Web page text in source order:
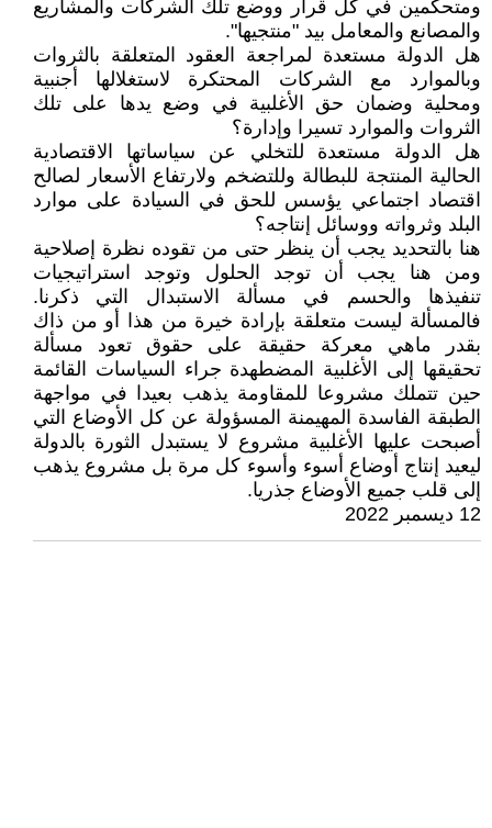
ومتحكمين في كل قرار ووضع تلك الشركات والمشاريع
والمصانع والمعامل بيد "منتجيها".
هل الدولة مستعدة لمراجعة العقود المتعلقة بالثروات
وبالموارد مع الشركات المحتكرة لاستغلالها أجنبية
ومحلية وضمان حق الأغلبية في وضع يدها على تلك
الثروات والموارد تسيرا وإدارة؟
هل الدولة مستعدة للتخلي عن سياساتها الاقتصادية
الحالية المنتجة للبطالة وللتضخم ولارتفاع الأسعار لصالح
اقتصاد اجتماعي يؤسس للحق في السيادة على موارد
البلد وثرواته ووسائل إنتاجه؟
هنا بالتحديد يجب أن ينظر حتى من تقوده نظرة إصلاحية
ومن هنا يجب أن توجد الحلول وتوجد استراتيجيات
تنفيذها والحسم في مسألة الاستبدال التي ذكرنا.
فالمسألة ليست متعلقة بإرادة خيرة من هذا أو من ذاك
بقدر ماهي معركة حقيقة على حقوق تعود مسألة
تحقيقها إلى الأغلبية المضطهدة جراء السياسات القائمة
حين تتملك مشروعا للمقاومة يذهب بعيدا في مواجهة
الطبقة الفاسدة المهيمنة المسؤولة عن كل الأوضاع التي
أصبحت عليها الأغلبية مشروع لا يستبدل الثورة بالدولة
ليعيد إنتاج أوضاع أسوء وأسوء كل مرة بل مشروع يذهب
إلى قلب جميع الأوضاع جذريا.
12 ديسمبر 2022